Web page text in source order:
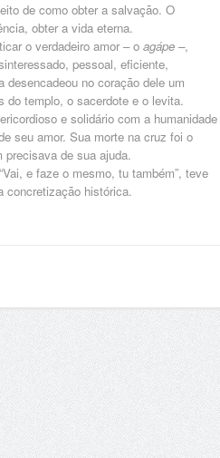
de como obter a salvação. O
obter a vida eterna.
o verdadeiro amor – o agápe –,
pessoal, eficiente,
no coração dele um
do templo, o sacerdote e o levita.
e solidário com a humanidade
seu amor. Sua morte na cruz foi o
precisava de sua ajuda.
e faze o mesmo, tu também”, teve
concretização histórica.